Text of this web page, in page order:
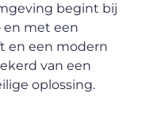
begint bij
en met een
en een modern
van een
oplossing.